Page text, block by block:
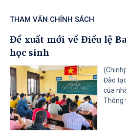
THAM VẤN CHÍNH SÁCH
Đề xuất mới về Điều lệ
học sinh
Đào
của
Thông